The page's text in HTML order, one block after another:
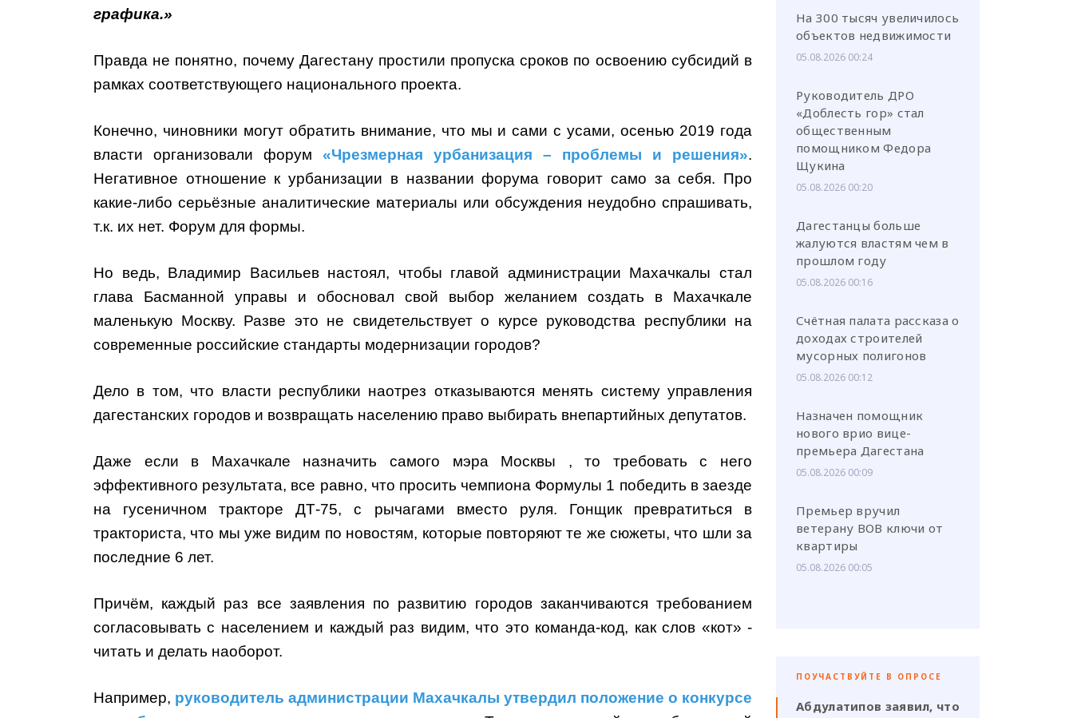
графика.»
Правда не понятно, почему Дагестану простили пропуска сроков по освоению субсидий в
рамках соответствующего национального проекта.
Конечно, чиновники могут обратить внимание, что мы и сами с усами, осенью 2019 года
власти организовали форум «Чрезмерная урбанизация – проблемы и решения».
Негативное отношение к урбанизации в названии форума говорит само за себя. Про
какие-либо серьёзные аналитические материалы или обсуждения неудобно спрашивать,
т.к. их нет. Форум для формы.
Но ведь, Владимир Васильев настоял, чтобы главой администрации Махачкалы стал
глава Басманной управы и обосновал свой выбор желанием создать в Махачкале
маленькую Москву. Разве это не свидетельствует о курсе руководства республики на
современные российские стандарты модернизации городов?
Дело в том, что власти республики наотрез отказываются менять систему управления
дагестанских городов и возвращать населению право выбирать внепартийных депутатов.
Даже если в Махачкале назначить самого мэра Москвы , то требовать с него
эффективного результата, все равно, что просить чемпиона Формулы 1 победить в заезде
на гусеничном тракторе ДТ-75, с рычагами вместо руля. Гонщик превратиться в
тракториста, что мы уже видим по новостям, которые повторяют те же сюжеты, что шли за
последние 6 лет.
Причём, каждый раз все заявления по развитию городов заканчиваются требованием
согласовывать с населением и каждый раз видим, что это команда-код, как слов «кот» -
читать и делать наоборот.
Например, руководитель администрации Махачкалы утвердил положение о конкурсе
На 300 тысяч увеличилось
объектов недвижимости
05.08.2026 00:24
Руководитель ДРО
«Доблесть гор» стал
общественным
помощником Федора
Щукина
05.08.2026 00:20
Дагестанцы больше
жалуются властям чем в
прошлом году
05.08.2026 00:16
Счётная палата рассказа о
доходах строителей
мусорных полигонов
05.08.2026 00:12
Назначен помощник
нового врио вице-
премьера Дагестана
05.08.2026 00:09
Премьер вручил
ветерану ВОВ ключи от
квартиры
05.08.2026 00:05
ПОУЧАСТВУЙТЕ В ОПРОСЕ
Абдулатипов заявил, что